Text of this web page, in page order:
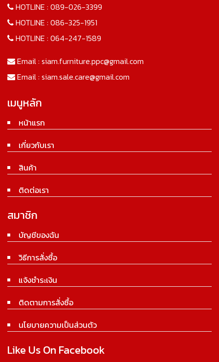
HOTLINE : 089-026-3399
HOTLINE : 086-325-1951
HOTLINE : 064-247-1589
Email : siam.furniture.ppc@gmail.com
Email : siam.sale.care@gmail.com
เมนูหลัก
หน้าแรก
เกี่ยวกับเรา
สินค้า
ติดต่อเรา
สมาชิก
บัญชีของฉัน
วิธีการสั่งซื้อ
แจ้งชำระเงิน
ติดตามการสั่งซื้อ
นโยบายความเป็นส่วนตัว
Like Us On Facebook